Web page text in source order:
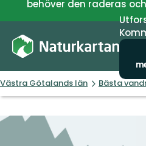
behöver den raderas
Västra Götalands län Bästa